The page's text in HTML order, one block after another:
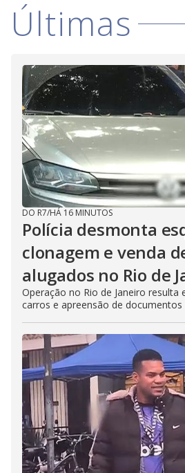
Últimas
DO R7/HÁ 16 MINUTOS
Polícia desmonta
clonagem e venda
alugados no Rio de
Operação no Rio de Janeiro resulta
carros e apreensão de documentos